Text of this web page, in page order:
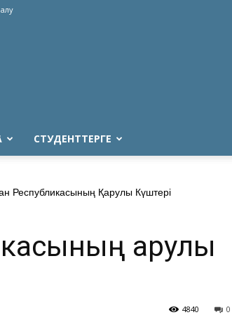
СТУДЕНТТЕРГЕ
Республикасының Қарулы Күштері
Қарулы
0
4840